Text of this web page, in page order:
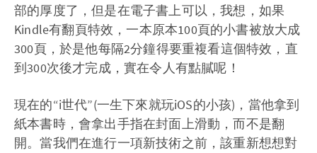
部的厚度了，但是在電子書上可以，我想，如果
Kindle有翻頁特效，一本原本100頁的小書被放大成
300頁，於是他每隔2分鐘得要重複看這個特效，直
到300次後才完成，實在令人有點膩呢！
現在的“i世代”(一生下來就玩iOS的小孩)，當他拿到
紙本書時，會拿出手指在封面上滑動，而不是翻
開。當我們在進行一項新技術之前，該重新想想對